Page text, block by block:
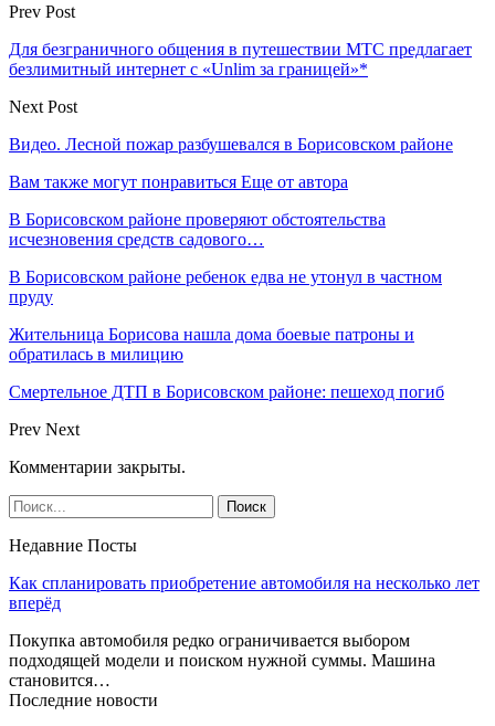
Prev Post
Для безграничного общения в путешествии МТС предлагает
безлимитный интернет с «Unlim за границей»*
Next Post
Видео. Лесной пожар разбушевался в Борисовском районе
Вам также могут понравиться Еще от автора
В Борисовском районе проверяют обстоятельства
исчезновения средств садового…
В Борисовском районе ребенок едва не утонул в частном
пруду
Жительница Борисова нашла дома боевые патроны и
обратилась в милицию
Смертельное ДТП в Борисовском районе: пешеход погиб
Prev Next
Комментарии закрыты.
Недавние Посты
Как спланировать приобретение автомобиля на несколько лет
вперёд
Покупка автомобиля редко ограничивается выбором
подходящей модели и поиском нужной суммы. Машина
становится…
Последние новости